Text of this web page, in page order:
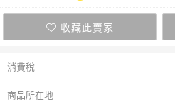
收藏此賣家
消費稅
商品所在地